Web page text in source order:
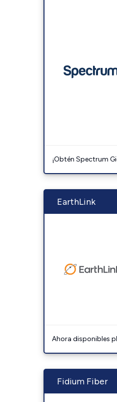
¡Obtén Spectrum
EarthLink
Ahora disponibles
Fidium Fiber